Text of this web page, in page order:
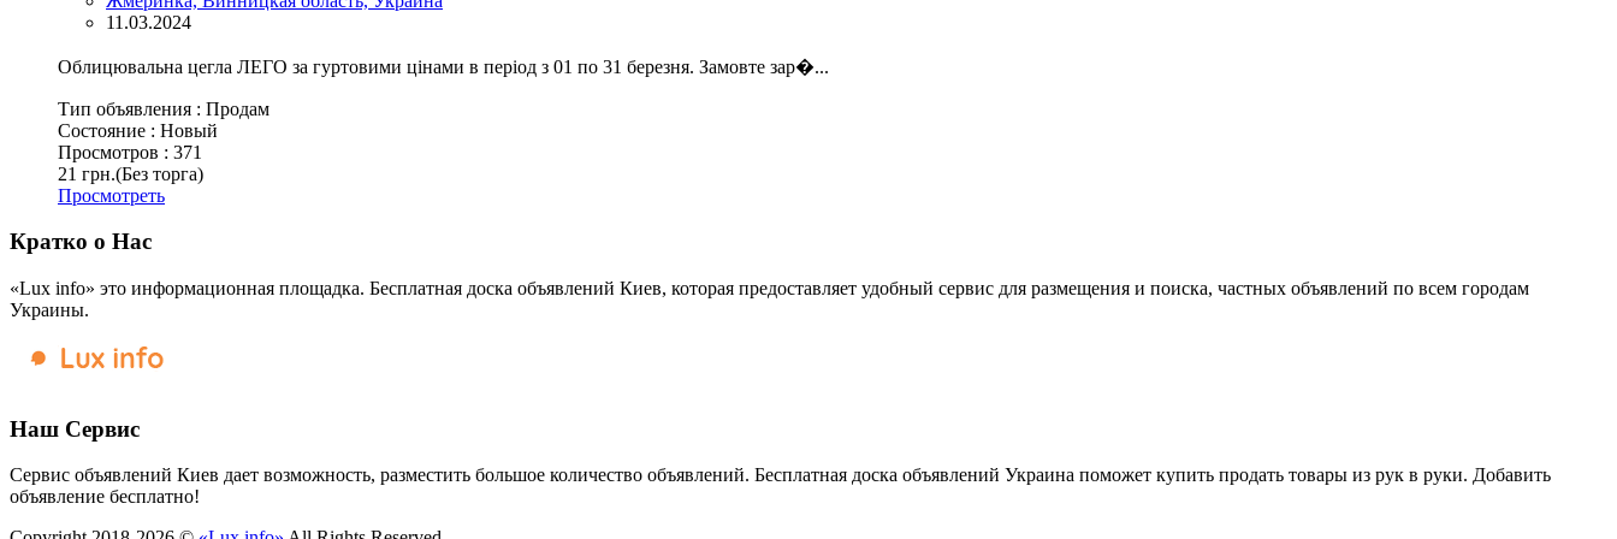
11.03.2024
Облицювальна цегла ЛЕГО за гуртовими цінами в період з 01 по 31 березня. Замовте зар�...
Тип объявления : Продам
Состояние : Новый
Просмотров : 371
21 грн.(Без торга)
Просмотреть
Кратко о Нас
«Lux info» это информационная площадка. Бесплатная доска объявлений Киев, которая предоставляет удобный сервис для размещения и поиска, частных объявлений по всем городам
Украины.
Наш Сервис
Сервис объявлений Киев дает возможность, разместить большое количество объявлений. Бесплатная доска объявлений Украина поможет купить продать товары из рук в руки. Добавить
объявление бесплатно!